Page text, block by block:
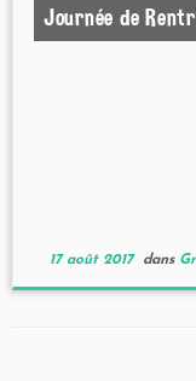
Journée de
17 août 2017dans